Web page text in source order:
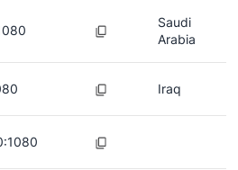
Saudi
Arabia
Iraq